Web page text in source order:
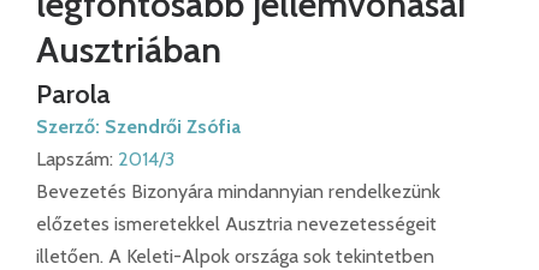
Ausztriában
Parola
Szerző: Szendrői Zsófia
Lapszám: 2014/3
Bevezetés Bizonyára mindannyian rendelkezünk
előzetes ismeretekkel Ausztria nevezetességeit
illetően. A Keleti-Alpok országa sok tekintetben